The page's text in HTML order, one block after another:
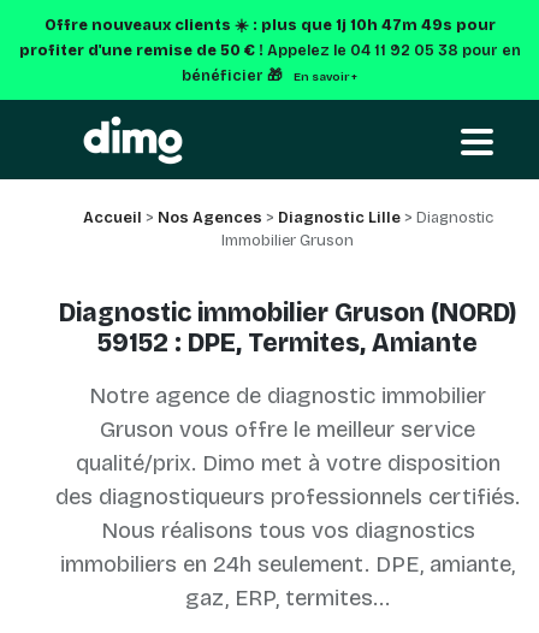
Offre nouveaux clients ☀️ : plus que 1j 10h 47m 49s pour
profiter d'une remise de 50 € ! Appelez le 04 11 92 05 38 pour en
bénéficier 🎁
En savoir +
Accueil > Nos Agences > Diagnostic Lille> Diagnostic
Immobilier Gruson
Diagnostic immobilier Gruson (NORD)
59152 : DPE, Termites, Amiante
Notre agence de diagnostic immobilier
Gruson vous offre le meilleur service
qualité/prix. Dimo met à votre disposition
des diagnostiqueurs professionnels certifiés.
Nous réalisons tous vos diagnostics
immobiliers en 24h seulement. DPE, amiante,